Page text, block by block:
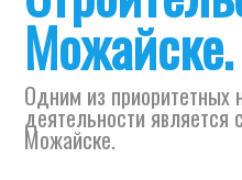
Можайске.
Одним из приоритетных
деятельности является
Можайске.